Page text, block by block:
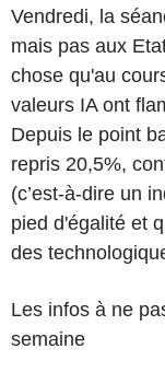
Vendredi, la
mais pas aux
chose qu'au
valeurs IA ont
Depuis le point
repris 20,5%,
(c’est-à-dire un
pied d'égalité et
des
Les infos à ne
semaine